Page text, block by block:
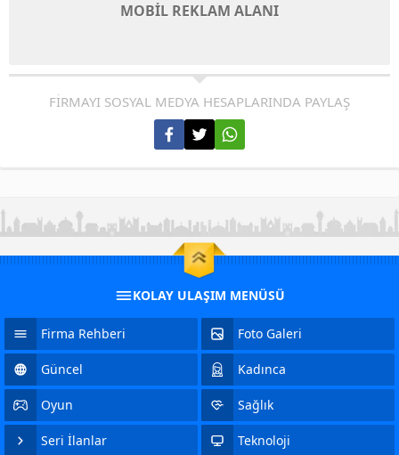
MOBİL REKLAM ALANI
FİRMAYI SOSYAL MEDYA HESAPLARINDA PAYLAŞ
KOLAY ULAŞIM MENÜSÜ
Firma Rehberi Foto Galeri
Güncel Kadınca
Oyun Sağlık
Seri İlanlar Teknoloji